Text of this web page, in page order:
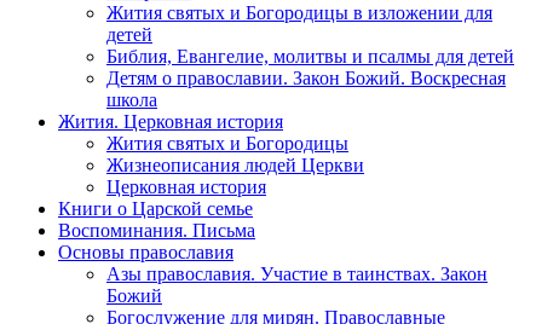
Жития святых и Богородицы в изложении для
детей
Библия, Евангелие, молитвы и псалмы для детей
Детям о православии. Закон Божий. Воскресная
школа
Жития. Церковная история
Жития святых и Богородицы
Жизнеописания людей Церкви
Церковная история
Книги о Царской семье
Воспоминания. Письма
Основы православия
Азы православия. Участие в таинствах. Закон
Божий
Богослужение для мирян. Православные